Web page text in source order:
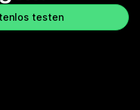
testen